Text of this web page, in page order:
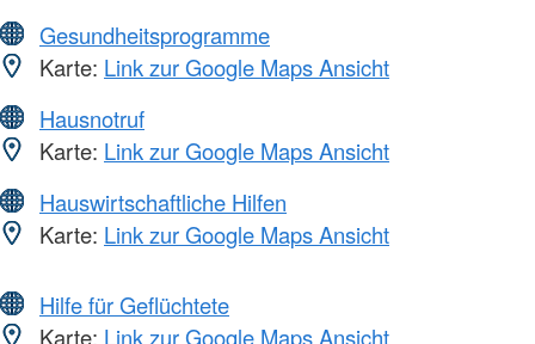
Gesundheitsprogramme
Karte: Link zur Google Maps Ansicht
Hausnotruf
Karte: Link zur Google Maps Ansicht
Hauswirtschaftliche Hilfen
Karte: Link zur Google Maps Ansicht
Hilfe für Geflüchtete
Karte: Link zur Google Maps Ansicht